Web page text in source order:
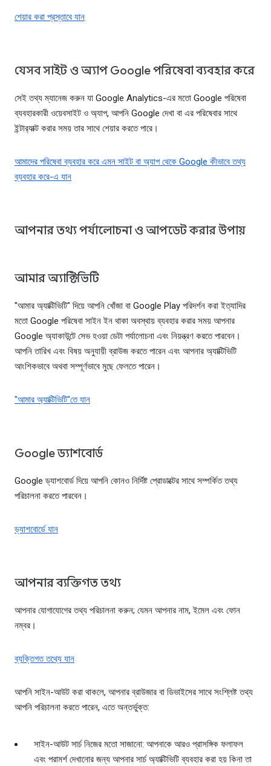
শেয়ার করা প্রস্তাবে যান
যেসব সাইট ও অ্যাপ Google পরিষেবা ব্যবহার করে
সেই তথ্য ম্যানেজ করুন যা Google Analytics-এর মতো Google পরিষেবা
ব্যবহারকারী ওয়েবসাইট ও অ্যাপ, আপনি Google দেখা বা এর পরিষেবার সাথে
ইন্টার‍্যাক্ট করার সময় তার সাথে শেয়ার করতে পারে।
আমাদের পরিষেবা ব্যবহার করে এমন সাইট বা অ্যাপ থেকে Google কীভাবে তথ্য
ব্যবহার করে-এ যান
আপনার তথ্য পর্যালোচনা ও আপডেট করার উপায়
আমার অ্যাক্টিভিটি
"আমার অ্যাক্টিভিটি" দিয়ে আপনি খোঁজা বা Google Play পরিদর্শন করা ইত্যাদির
মতো Google পরিষেবা সাইন ইন থাকা অবস্থায় ব্যবহার করার সময় আপনার
Google অ্যাকাউন্টে সেভ হওয়া ডেটা পর্যালোচনা এবং নিয়ন্ত্রণ করতে পারবেন।
আপনি তারিখ এবং বিষয় অনুযায়ী ব্রাউজ করতে পারেন এবং আপনার অ্যাক্টিভিটি
আংশিকভাবে অথবা সম্পূর্ণভাবে মুছে ফেলতে পারেন।
"আমার অ্যাক্টিভিটি"তে যান
Google ড্যাশবোর্ড
Google ড্যাশবোর্ড দিয়ে আপনি কোনও নির্দিষ্ট প্রোডাক্টের সাথে সম্পর্কিত তথ্য
পরিচালনা করতে পারবেন।
ড্যাশবোর্ডে যান
আপনার ব্যক্তিগত তথ্য
আপনার যোগাযোগের তথ্য পরিচালনা করুন; যেমন আপনার নাম, ইমেল এবং ফোন
নম্বর।
ব্যক্তিগত তথ্যে যান
আপনি সাইন-আউট করা থাকলে, আপনার ব্রাউজার বা ডিভাইসের সাথে সংশ্লিষ্ট তথ্য
আপনি পরিচালনা করতে পারেন, এতে অন্তর্ভুক্ত:
সাইন-আউট সার্চ নিজের মতো সাজানো: আপনাকে আরও প্রাসঙ্গিক ফলাফল
এবং পরামর্শ দেখানোর জন্য আপনার সার্চ অ্যাক্টিভিটি ব্যবহার করা হয় কিনা তা